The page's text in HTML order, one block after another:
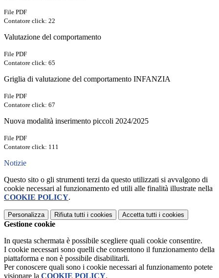
File PDF
Contatore click: 22
Valutazione del comportamento
File PDF
Contatore click: 65
Griglia di valutazione del comportamento INFANZIA
File PDF
Contatore click: 67
Nuova modalità inserimento piccoli 2024/2025
File PDF
Contatore click: 111
Notizie
Questo sito o gli strumenti terzi da questo utilizzati si avvalgono di
cookie necessari al funzionamento ed utili alle finalità illustrate nella
COOKIE POLICY.
Personalizza Rifiuta tutti i cookies Accetta tutti i cookies
Gestione cookie
In questa schermata è possibile scegliere quali cookie consentire.
I cookie necessari sono quelli che consentono il funzionamento della
piattaforma e non è possibile disabilitarli.
Per conoscere quali sono i cookie necessari al funzionamento potete
visionare la COOKIE POLICY.